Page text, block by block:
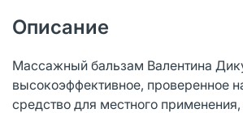
Описание
Массажный бальзам Валентина
высокоэффективное, проверенное
средство для местного